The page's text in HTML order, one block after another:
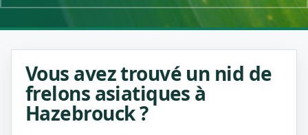
Vous avez trouvé un nid de
frelons asiatiques à
Hazebrouck ?